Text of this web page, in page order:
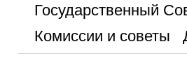
Государственный
Комиссии и советы